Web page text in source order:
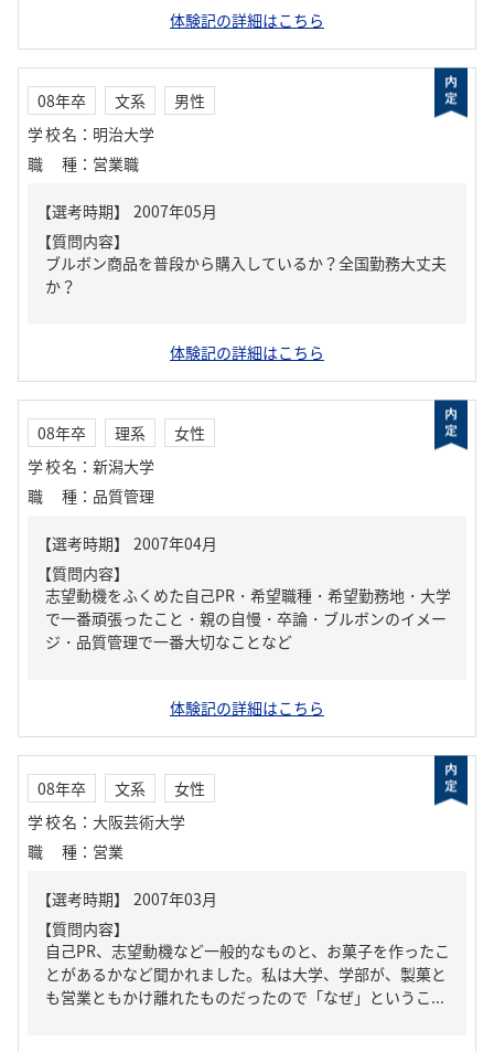
体験記の詳細はこちら
08年卒 文系
男性
学校名 ： 明治大学
職種 ： 営業職
【質問内容】
ブルボン商品を普段から購入しているか？全国勤務大丈夫
か？
体験記の詳細はこちら
08年卒 理系
女性
学校名 ： 新潟大学
職種 ： 品質管理
【質問内容】
志望動機をふくめた自己PR・希望職種・希望勤務地・大学
で一番頑張ったこと・親の自慢・卒論・ブルボンのイメー
ジ・品質管理で一番大切なことなど
体験記の詳細はこちら
08年卒 文系
女性
学校名 ： 大阪芸術大学
職種 ： 営業
【質問内容】
自己PR、志望動機など一般的なものと、お菓子を作ったこ
とがあるかなど聞かれました。私は大学、学部が、製菓と
も営業ともかけ離れたものだったので「なぜ」というこ...